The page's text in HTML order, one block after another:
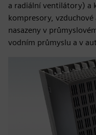
a radiální ventilátory) a
kompresory,
nasazeny v
vodním průmyslu a v